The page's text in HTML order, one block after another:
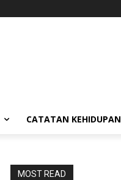
CATATAN KEHIDUPAN
MOST READ